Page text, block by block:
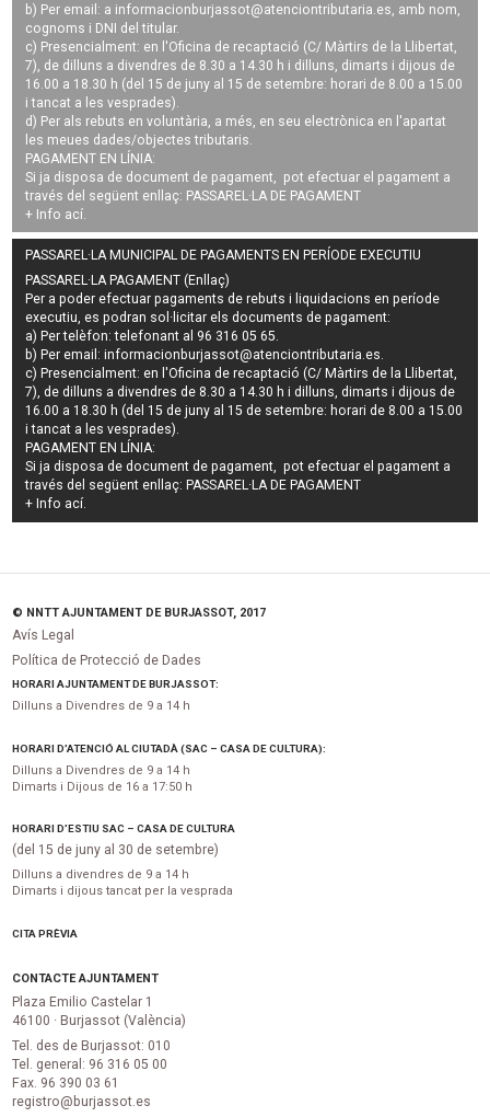
b) Per email: a informacionburjassot@atenciontributaria.es , amb nom,
cognoms i DNI del titular.
c) Presencialment: en l'Oficina de recaptació (C/ Màrtirs de la Llibertat,
7), de dilluns a divendres de 8.30 a 14.30 h i dilluns, dimarts i dijous de
16.00 a 18.30 h (del 15 de juny al 15 de setembre: horari de 8.00 a 15.00
i tancat a les vesprades).
d) Per als rebuts en voluntària, a més, en seu electrònica en l'apartat
les meues dades/objectes tributaris.
PAGAMENT EN LÍNIA:
Si ja disposa de document de pagament, pot efectuar el pagament a
través del següent enllaç: PASSAREL·LA DE PAGAMENT
+ Info ací
PASSAREL·LA MUNICIPAL DE PAGAMENTS EN PERÍODE EXECUTIU
PASSAREL·LA PAGAMENT (Enllaç)
Per a poder efectuar pagaments derebuts i liquidacions en període
executiu, es podran sol·licitar els documents de pagament:
a) Per telèfon: telefonant al 96 316 05 65.
b) Per email:informacionburjassot@atenciontributaria.es.
c) Presencialment: en l'Oficina de recaptació (C/ Màrtirs de la Llibertat,
7), de dilluns a divendres de 8.30 a 14.30 h i dilluns, dimarts i dijous de
16.00 a 18.30 h (del 15 de juny al 15 de setembre: horari de 8.00 a 15.00
i tancat a les vesprades).
PAGAMENT EN LÍNIA:
Si ja disposa de document de pagament, pot efectuar el pagament a
través del següent enllaç: PASSAREL·LA DE PAGAMENT
+ Info ací.
© NNTT AJUNTAMENT DE BURJASSOT, 2017
Avís Legal
Política de Protecció de Dades
HORARI AJUNTAMENT DE BURJASSOT:
Dilluns a Divendres de 9 a 14 h
HORARI D’ATENCIÓ AL CIUTADÀ (SAC – CASA DE CULTURA):
Dilluns a Divendres de 9 a 14 h
Dimarts i Dijous de 16 a 17:50 h
HORARI D’ESTIU SAC – CASA DE CULTURA
(del 15 de juny al 30 de setembre)
Dilluns a divendres de 9 a 14 h
Dimarts i dijous tancat per la vesprada
CITA PRÈVIA
CONTACTE AJUNTAMENT
Plaza Emilio Castelar 1
46100 · Burjassot (València)
Tel. des de Burjassot: 010
Tel. general: 96 316 05 00
Fax. 96 390 03 61
registro@burjassot.es